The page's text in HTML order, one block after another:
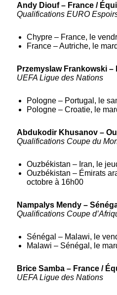
Andy Diouf – France /
Qualifications EURO
Chypre – France, le
France – Autriche, le
Przemyslaw Frankowski –
UEFA Ligue des Nations
Pologne – Portugal, le
Pologne – Croatie, le
Abdukodir Khusanov –
Qualifications Coupe du
Ouzbékistan – Iran, le
Ouzbékistan – Émirats
octobre à 16h00
Nampalys Mendy –
Qualifications Coupe
Sénégal – Malawi, le
Malawi – Sénégal, le
Brice Samba – France /
UEFA Ligue des Nations